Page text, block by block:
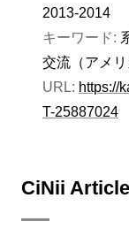
2013-2014
キーワード:
交流（アメリ
URL: https://
T-25887024
CiNii